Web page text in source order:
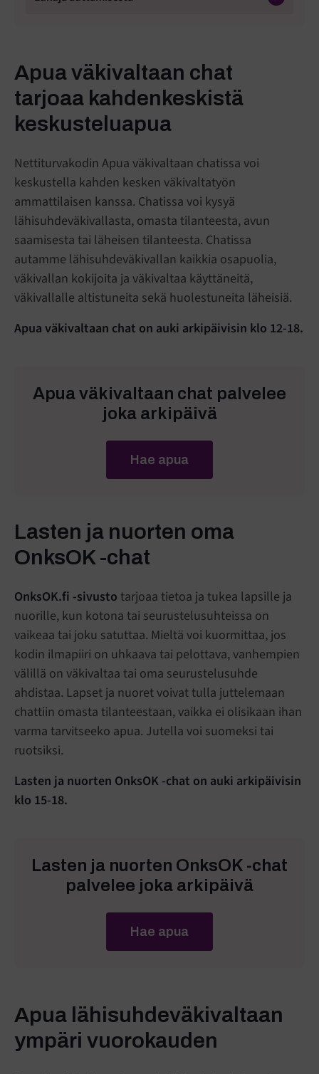
Apua väkivaltaan chat
tarjoaa kahdenkeskistä
keskusteluapua
Nettiturvakodin Apua väkivaltaan chatissa voi
keskustella kahden kesken väkivaltatyön
ammattilaisen kanssa. Chatissa voi kysyä
lähisuhdeväkivallasta, omasta tilanteesta, avun
saamisesta tai läheisen tilanteesta. Chatissa
autamme lähisuhdeväkivallan kaikkia osapuolia,
väkivallan kokijoita ja väkivaltaa käyttäneitä,
väkivallalle altistuneita sekä huolestuneita läheisiä.
Apua väkivaltaan chat on auki arkipäivisin klo 12-18.
Apua väkivaltaan chat palvelee
joka arkipäivä
Hae apua
Lasten ja nuorten oma
OnksOK -chat
OnksOK.fi -sivusto tarjoaa tietoa ja tukea lapsille ja
nuorille, kun kotona tai seurustelusuhteissa on
vaikeaa tai joku satuttaa. Mieltä voi kuormittaa, jos
kodin ilmapiiri on uhkaava tai pelottava, vanhempien
välillä on väkivaltaa tai oma seurustelusuhde
ahdistaa. Lapset ja nuoret voivat tulla juttelemaan
chattiin omasta tilanteestaan, vaikka ei olisikaan ihan
varma tarvitseeko apua. Jutella voi suomeksi tai
ruotsiksi.
Lasten ja nuorten OnksOK -chat on auki arkipäivisin
klo 15-18.
Lasten ja nuorten OnksOK -chat
palvelee joka arkipäivä
Hae apua
Apua lähisuhdeväkivaltaan
ympäri vuorokauden